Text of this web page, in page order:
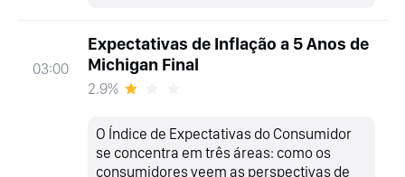
03:00
Expectativas de Inflação a 5 Anos de
Michigan Final
2.9%
O Índice de Expectativas do Consumidor
se concentra em três áreas: como os
consumidores veem as perspectivas de